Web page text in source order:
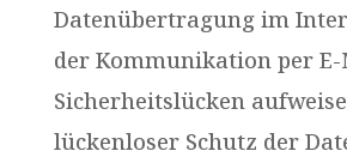
Datenübertragung im
der Kommunikation per
Sicherheitslücken
lückenloser Schutz der